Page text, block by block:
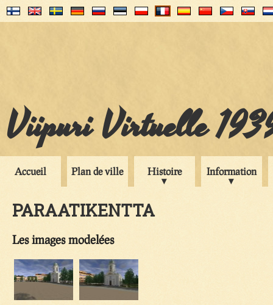
Viipuri Virtuelle
Accueil Plan de ville Histoire Information
PARAATIKENTTA
Les images modelées